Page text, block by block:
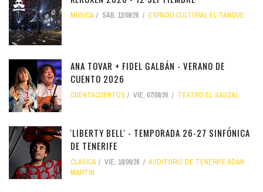
MÚSICA SÁB, 12/09/26 ESPACIO CULTURAL EL TANQUE
ANA TOVAR + FIDEL GALBÁN - VERANO DE
CUENTO 2026
CUENTACUENTOS VIE, 07/08/26 TEATRO EL SAUZAL
'LIBERTY BELL' - TEMPORADA 26-27 SINFÓNICA
DE TENERIFE
CLÁSICA VIE, 18/09/26
AUDITORIO DE TENERIFE ADÁN
MARTÍN